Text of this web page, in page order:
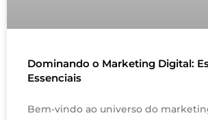
Dominando o Marketing Digital:
Essenciais
Bem-vindo ao universo do